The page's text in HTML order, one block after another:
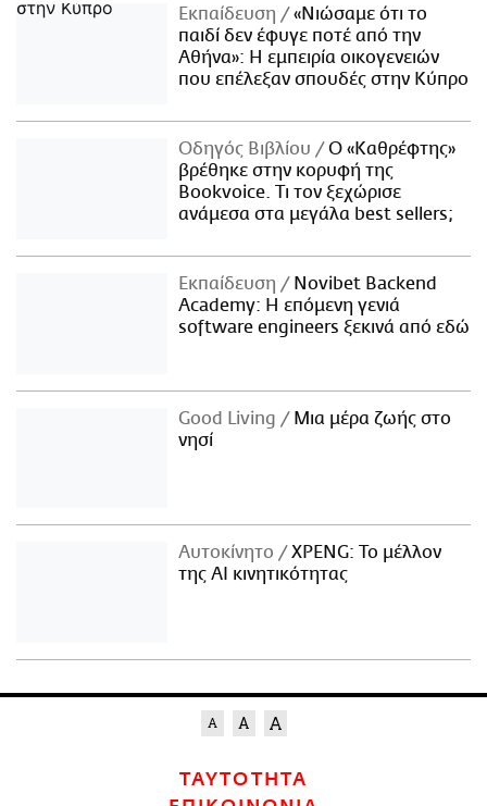
Εκπαίδευση
«Νιώσαμε ότι το
παιδί δεν έφυγε ποτέ από την
Αθήνα»: Η εμπειρία οικογενειών
που επέλεξαν σπουδές στην Κύπρο
Οδηγός Βιβλίου
Ο «Καθρέφτης»
βρέθηκε στην κορυφή της
Bookvoice. Τι τον ξεχώρισε
ανάμεσα στα μεγάλα best sellers;
Εκπαίδευση
Novibet Backend
Academy: Η επόμενη γενιά
software engineers ξεκινά από εδώ
Good Living
Μια μέρα ζωής στο
νησί
Αυτοκίνητο
XPENG: Το μέλλον
της AI κινητικότητας
ΤΑΥΤΟΤΗΤΑ